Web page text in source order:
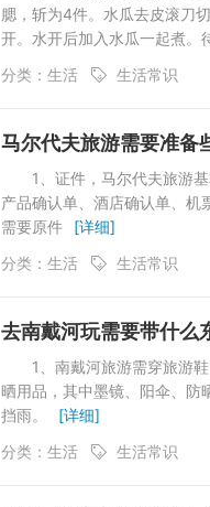
腮，斩为4件。水瓜去皮滚刀
开。水开后加入水瓜一起煮。
分类： 生活 生活常识
马尔代夫旅游需要准备
1、证件，马尔代夫旅游
产品确认单、酒店确认单、机
需要原件
[详细]
分类： 生活 生活常识
去南戴河玩需要带什么
1、南戴河旅游需穿旅游
晒用品，其中墨镜、阳伞、防
挡雨。
[详细]
分类： 生活 生活常识